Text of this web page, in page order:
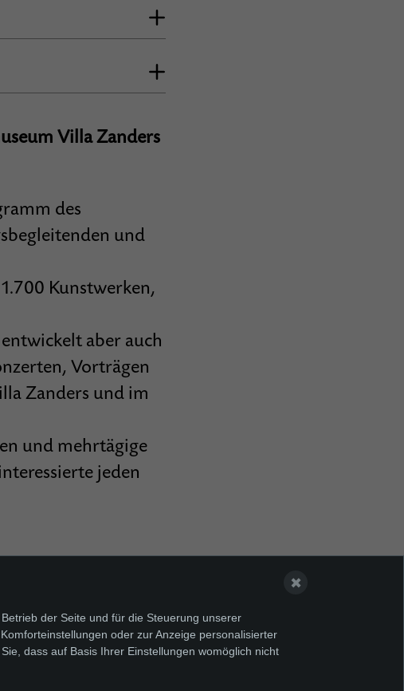
Villa Zanders
des
und
Kunstwerken,
aber auch
Vorträgen
Zanders und im
und mehrtägige
jeden
der Seite und für die Steuerung unserer
oder zur Anzeige personalisierter
dass auf Basis Ihrer Einstellungen womöglich nicht
✖